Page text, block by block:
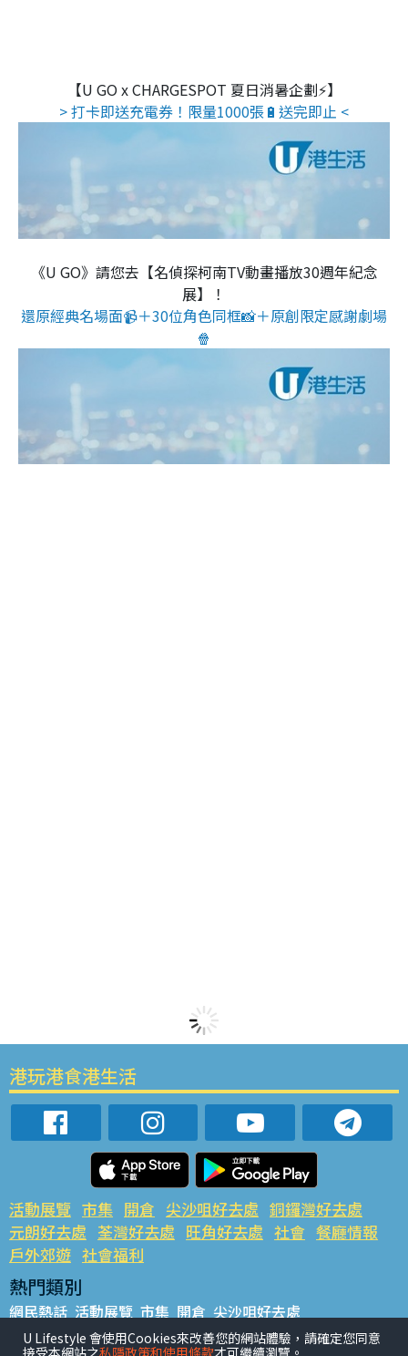
【U GO x CHARGESPOT 夏日消暑企劃⚡】
> 打卡即送充電券！限量1000張🔋送完即止 <
《U GO》請您去【名偵探柯南TV動畫播放30週年紀念
展】！
還原經典名場面📹＋30位角色同框📸＋原創限定感謝劇場
🍿
港玩港食港生活
活動展覽 市集 開倉 尖沙咀好去處 銅鑼灣好去處
元朗好去處 荃灣好去處 旺角好去處 社會 餐廳情報
戶外郊遊 社會福利
熱門類別
網民熱話 活動展覽 市集 開倉 尖沙咀好去處
銅鑼灣好去處 元朗好去處 荃灣好去處 旺角好去處 社會
U Lifestyle 會使用Cookies來改善您的網站體驗，請確定您同意
接受本網站之私隱政策和使用條款才可繼續瀏覽。